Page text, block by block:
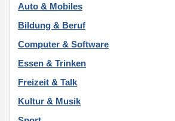
Auto & Mobiles
Bildung & Beruf
Computer & Software
Essen & Trinken
Freizeit & Talk
Kultur & Musik